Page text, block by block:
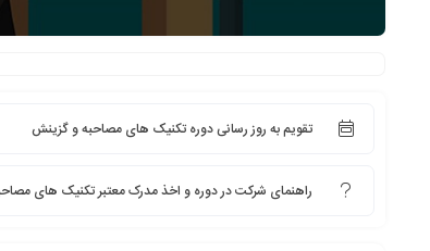
تقویم به روز رسانی دوره تکنیک های مصاحبه و گزینش
راهنمای شرکت در دوره و اخذ مدرک معتبر تکنیک های